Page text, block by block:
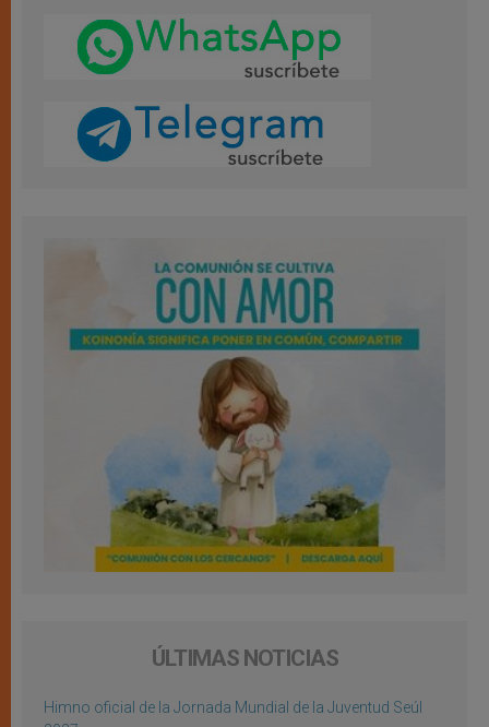
ÚLTIMAS NOTICIAS
Himno oficial de la Jornada Mundial de la Juventud Seúl